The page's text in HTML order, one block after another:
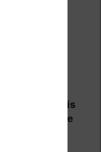
USA.
les
c’est
se sont mis
quoi le
stock